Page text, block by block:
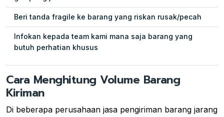
Beri tanda fragile ke barang yang riskan rusak/pecah
Infokan kepada team kami mana saja barang yang
butuh perhatian khusus
Cara Menghitung Volume Barang
Kiriman
Di beberapa perusahaan jasa pengiriman barang jarang